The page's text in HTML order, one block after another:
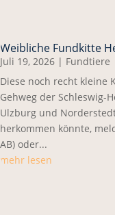
Weibliche Fundkitte
Juli 19, 2026 | Fundtiere
Diese noch recht kleine
Gehweg der Schleswig-
Ulzburg und
herkommen könnte,
AB) oder...
mehr lesen